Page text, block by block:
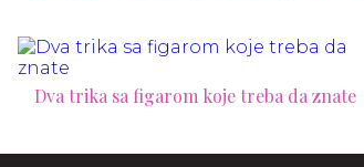
Dva trika sa figarom koje treba da znate